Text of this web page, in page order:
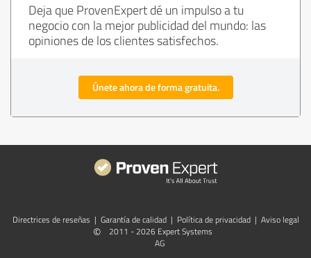
Deja que ProvenExpert dé un impulso a tu
negocio con la mejor publicidad del mundo: las
opiniones de los clientes satisfechos.
Únete ahora de forma gratuita.
Directrices de reseñas | Garantía de calidad | Política de privacidad | Aviso legal
©
2011 - 2026 Expert Systems
AG